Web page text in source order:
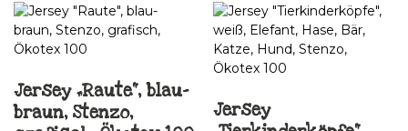
Jersey „Raute“, blau-
braun, Stenzo,
Jersey